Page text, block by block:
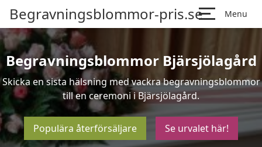
Begravningsblommor-pris.se Menu
Begravningsblommor Bjärsjölagård
Skicka en sista hälsning med vackra begravningsblommor
till en ceremoni i Bjärsjölagård.
Populära återförsäljare Se urvalet här!